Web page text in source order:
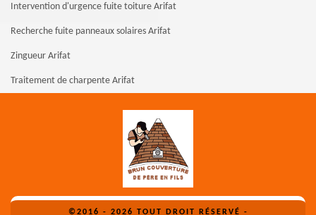
Intervention d'urgence fuite toiture Arifat
Recherche fuite panneaux solaires Arifat
Zingueur Arifat
Traitement de charpente Arifat
©2016 - 2026 TOUT DROIT RÉSERVÉ -